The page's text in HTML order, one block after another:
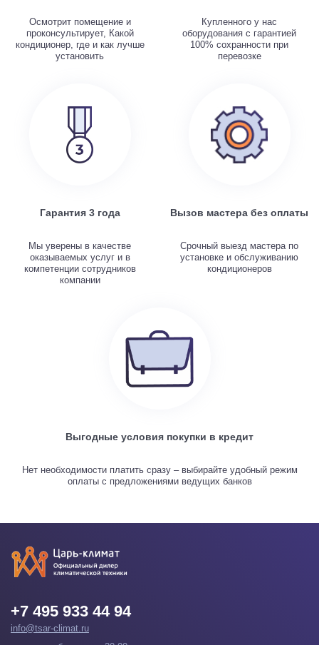
Осмотрит помещение и
проконсультирует, Какой
кондиционер, где и как лучше
установить
Купленного у нас
оборудования с гарантией
100% сохранности при
перевозке
Гарантия 3 года
Мы уверены в качестве
оказываемых услуг и в
компетенции сотрудников
компании
Вызов мастера без оплаты
Срочный выезд мастера по
установке и обслуживанию
кондиционеров
Выгодные условия покупки в кредит
Нет необходимости платить сразу – выбирайте удобный режим
оплаты с предложениями ведущих банков
+7 495 933 44 94
info@tsar-climat.ru